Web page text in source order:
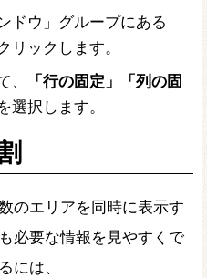
ドウ」グループにある
リックします。
「行の固定」「列の固
選択します。
のエリアを同時に表示す
必要な情報を見やすくで
には、